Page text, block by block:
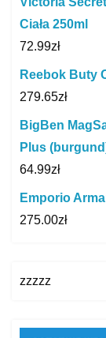
Ciała 250ml
72.99zł
Reebok Buty
279.65zł
BigBen
Plus
64.99zł
Emporio
275.00zł
zzzzz